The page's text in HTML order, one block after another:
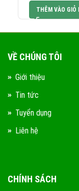
THÊM VÀO GIỎ
VỀ CHÚNG TÔI
Giới thiệu
Tin tức
Tuyển dụng
Liên hệ
CHÍNH SÁCH